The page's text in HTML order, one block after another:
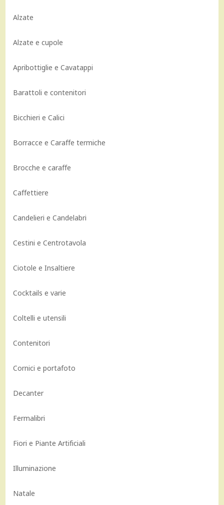
Alzate
Alzate e cupole
Apribottiglie e Cavatappi
Barattoli e contenitori
Bicchieri e Calici
Borracce e Caraffe termiche
Brocche e caraffe
Caffettiere
Candelieri e Candelabri
Cestini e Centrotavola
Ciotole e Insaltiere
Cocktails e varie
Coltelli e utensili
Contenitori
Cornici e portafoto
Decanter
Fermalibri
Fiori e Piante Artificiali
Illuminazione
Natale